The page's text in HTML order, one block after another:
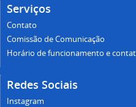
Serviços
Contato
Comissão de Comunicação
Horário de funcionamento e
Redes Sociais
Instagram